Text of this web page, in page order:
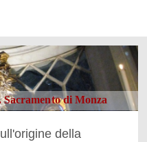
di Monza
della